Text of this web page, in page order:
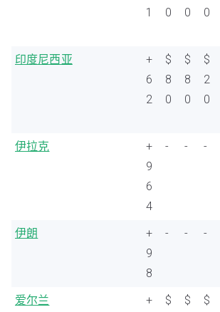
1
0
0
0
印度尼西亚
+
6
2
$
8
0
$
8
0
$
2
0
伊拉克
+
9
6
4
- - -
伊朗
+
9
8
- - -
爱尔兰
+
$
$
$